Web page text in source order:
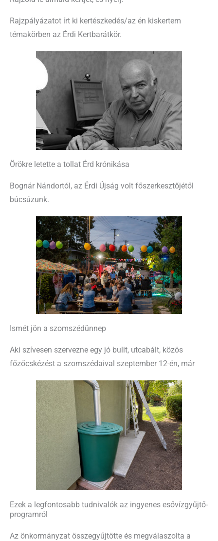
Rajzpályázatot írt ki kertészkedés/az én kiskertem
témakörben az Érdi Kertbarátkör.
Örökre letette a tollat Érd krónikása
Bognár Nándortól, az Érdi Újság volt főszerkesztőjétől
búcsúzunk.
Ismét jön a szomszédünnep
Aki szívesen szervezne egy jó bulit, utcabált, közös
főzőcskézést a szomszédaival szeptember 12-én, már
Ezek a legfontosabb tudnivalók az ingyenes esővízgyűjtő-
programról
Az önkormányzat összegyűjtötte és megválaszolta a